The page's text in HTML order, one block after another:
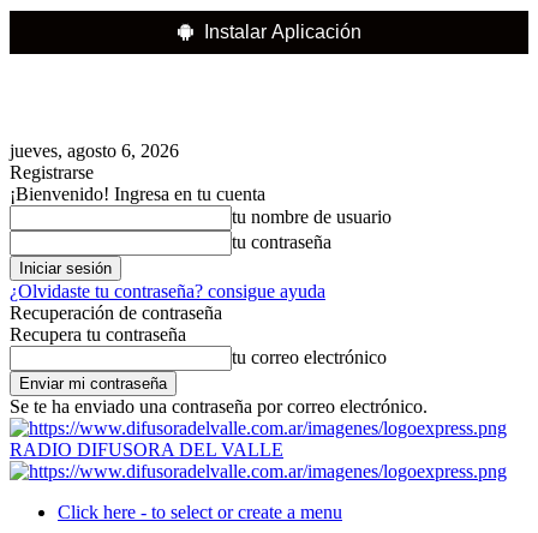
Instalar Aplicación
jueves, agosto 6, 2026
Registrarse
¡Bienvenido! Ingresa en tu cuenta
tu nombre de usuario
tu contraseña
¿Olvidaste tu contraseña? consigue ayuda
Recuperación de contraseña
Recupera tu contraseña
tu correo electrónico
Se te ha enviado una contraseña por correo electrónico.
RADIO DIFUSORA DEL VALLE
Click here - to select or create a menu